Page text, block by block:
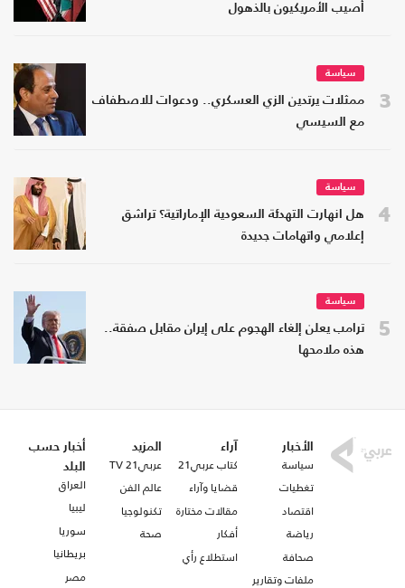
أصيب الأمريكيون بالذهول
3
سياسة
ممثلات يرتدين الزي العسكري.. ودعوات للاصطفاف
مع السيسي
4
سياسة
هل انهارت التهدئة السعودية الإماراتية؟ تراشق
إعلامي واتهامات جديدة
5
سياسة
ترامب يعلن إلغاء الهجوم على إيران مقابل صفقة..
هذه ملامحها
الأخبار
سياسة
تغطيات
اقتصاد
رياضة
صحافة
ملفات وتقارير
آراء
كتاب عربي21
قضايا وآراء
مقالات مختارة
أفكار
استطلاع رأي
المزيد
عربي21 TV
عالم الفن
تكنولوجيا
صحة
أخبار حسب
البلد
العراق
ليبيا
سوريا
بريطانيا
مصر